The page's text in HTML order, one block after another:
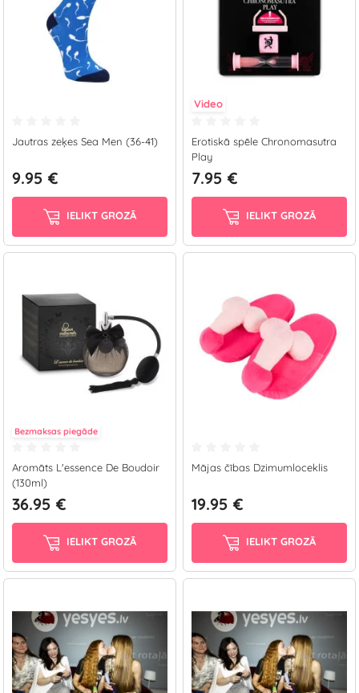
Jautras zeķes Sea Men (36-41)
9.95 €
IELIKT GROZĀ
Video
Erotiskā spēle Chronomasutra
Play
7.95 €
IELIKT GROZĀ
Bezmaksas piegāde
Aromāts L'essence De Boudoir
(130ml)
36.95 €
IELIKT GROZĀ
Mājas čības Dzimumloceklis
19.95 €
IELIKT GROZĀ